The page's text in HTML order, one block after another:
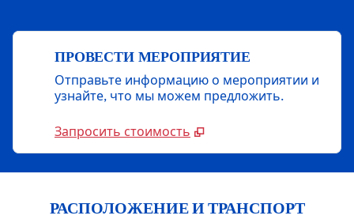
ПРОВЕСТИ МЕРОПРИЯТИЕ
Отправьте информацию о мероприятии и
узнайте, что мы можем предложить.
Запросить стоимость
РАСПОЛОЖЕНИЕ И ТРАНСПОРТ